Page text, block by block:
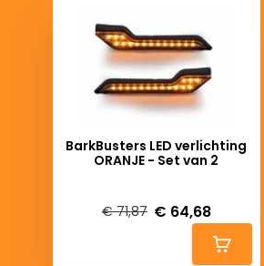
BarkBusters LED verlichting
ORANJE - Set van 2
€ 71,87 € 64,68